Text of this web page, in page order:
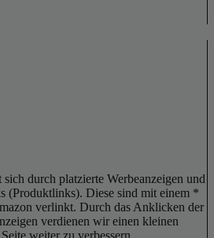
durch platzierte Werbeanzeigen und
(Produktlinks). Diese sind mit einem *
verlinkt. Durch das Anklicken der
verdienen wir einen kleinen
weiter zu verbessern.